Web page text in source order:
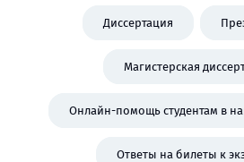
Диссертация
Магистерская
Онлайн-помощь студентам в
Ответы на билеты к